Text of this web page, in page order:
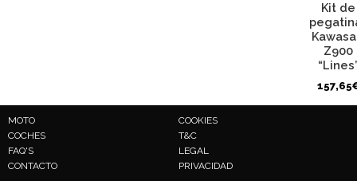
Kit de
Z900
157,65
MOTO
COCHES
FAQ'S
CONTACTO
COOKIES
T&C
LEGAL
PRIVACIDAD